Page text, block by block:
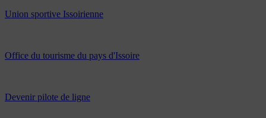
Union sportive Issoirienne
Office du tourisme du pays d'Issoire
Devenir pilote de ligne